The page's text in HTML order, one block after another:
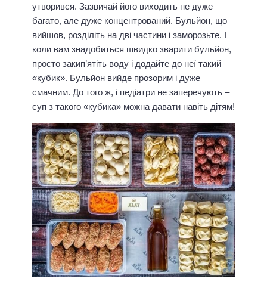
утворився. Зазвичай його виходить не дуже
багато, але дуже концентрований. Бульйон, що
вийшов, розділіть на дві частини і заморозьте. І
коли вам знадобиться швидко зварити бульйон,
просто закип’ятіть воду і додайте до неї такий
«кубик». Бульйон вийде прозорим і дуже
смачним. До того ж, і педіатри не заперечують –
суп з такого «кубика» можна давати навіть дітям!